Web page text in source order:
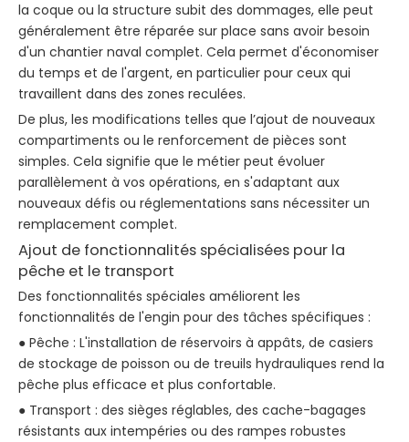
la coque ou la structure subit des dommages, elle peut
généralement être réparée sur place sans avoir besoin
d'un chantier naval complet. Cela permet d'économiser
du temps et de l'argent, en particulier pour ceux qui
travaillent dans des zones reculées.
De plus, les modifications telles que l’ajout de nouveaux
compartiments ou le renforcement de pièces sont
simples. Cela signifie que le métier peut évoluer
parallèlement à vos opérations, en s'adaptant aux
nouveaux défis ou réglementations sans nécessiter un
remplacement complet.
Ajout de fonctionnalités spécialisées pour la
pêche et le transport
Des fonctionnalités spéciales améliorent les
fonctionnalités de l'engin pour des tâches spécifiques :
● Pêche : L'installation de réservoirs à appâts, de casiers
de stockage de poisson ou de treuils hydrauliques rend la
pêche plus efficace et plus confortable.
● Transport : des sièges réglables, des cache-bagages
résistants aux intempéries ou des rampes robustes